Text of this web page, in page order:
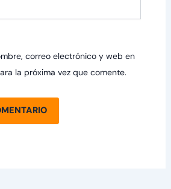
correo electrónico y web en
la próxima vez que comente.